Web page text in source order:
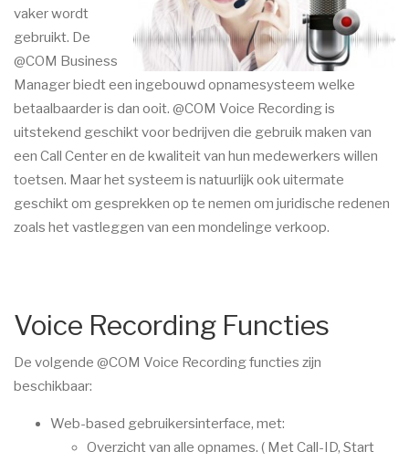
vaker wordt
gebruikt. De
@COM Business
Manager biedt een ingebouwd opnamesysteem welke
betaalbaarder is dan ooit. @COM Voice Recording is
uitstekend geschikt voor bedrijven die gebruik maken van
een Call Center en de kwaliteit van hun medewerkers willen
toetsen. Maar het systeem is natuurlijk ook uitermate
geschikt om gesprekken op te nemen om juridische redenen
zoals het vastleggen van een mondelinge verkoop.
Voice Recording Functies
De volgende @COM Voice Recording functies zijn
beschikbaar:
Web-based gebruikersinterface, met:
Overzicht van alle opnames. ( Met Call-ID, Start